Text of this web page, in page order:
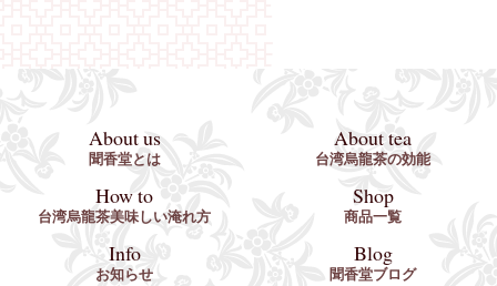
About us
聞香堂とは
About tea
台湾烏龍茶の効能
How to
台湾烏龍茶美味しい淹れ方
Shop
商品一覧
Info
お知らせ
Blog
聞香堂ブログ